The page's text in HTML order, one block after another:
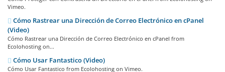
Vimeo.
Cómo Rastrear una Dirección de Correo Electrónico en cPanel
(Video)
Cómo Rastrear una Dirección de Correo Electrónico en cPanel from
Ecolohosting on...
Cómo Usar Fantastico (Video)
Cómo Usar Fantastico from Ecolohosting on Vimeo.